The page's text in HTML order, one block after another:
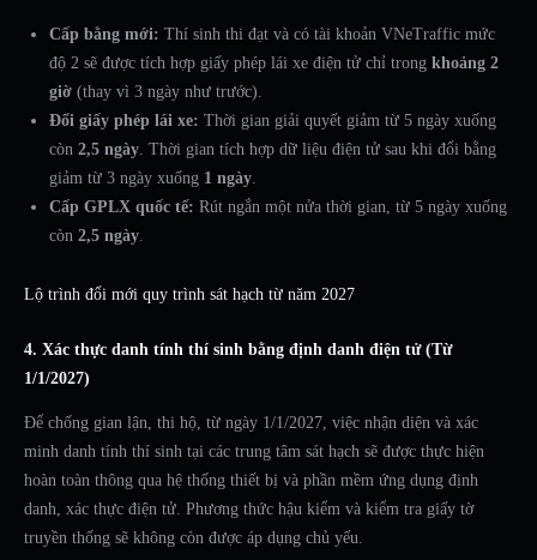
Cấp bằng mới: Thí sinh thi đạt và có tài khoản VNeTraffic mức
độ 2 sẽ được tích hợp giấy phép lái xe điện tử chỉ trong khoảng 2
giờ (thay vì 3 ngày như trước).
Đổi giấy phép lái xe: Thời gian giải quyết giảm từ 5 ngày xuống
còn 2,5 ngày. Thời gian tích hợp dữ liệu điện tử sau khi đổi bằng
giảm từ 3 ngày xuống 1 ngày.
Cấp GPLX quốc tế: Rút ngắn một nửa thời gian, từ 5 ngày xuống
còn 2,5 ngày.
Lộ trình đổi mới quy trình sát hạch từ năm 2027
4. Xác thực danh tính thí sinh bằng định danh điện tử (Từ
1/1/2027)
Để chống gian lận, thi hộ, từ ngày 1/1/2027, việc nhận diện và xác
minh danh tính thí sinh tại các trung tâm sát hạch sẽ được thực hiện
hoàn toàn thông qua hệ thống thiết bị và phần mềm ứng dụng định
danh, xác thực điện tử. Phương thức hậu kiểm và kiểm tra giấy tờ
truyền thống sẽ không còn được áp dụng chủ yếu.